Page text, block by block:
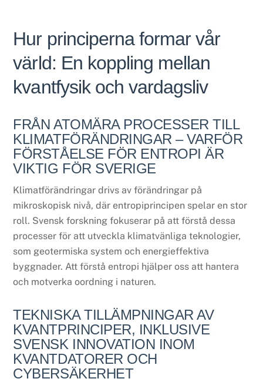
Hur principerna formar vår
värld: En koppling mellan
kvantfysik och vardagsliv
FRÅN ATOMÄRA PROCESSER TILL
KLIMATFÖRÄNDRINGAR – VARFÖR
FÖRSTÅELSE FÖR ENTROPI ÄR
VIKTIG FÖR SVERIGE
Klimatförändringar drivs av förändringar på
mikroskopisk nivå, där entropiprincipen spelar en stor
roll. Svensk forskning fokuserar på att förstå dessa
processer för att utveckla klimatvänliga teknologier,
som geotermiska system och energieffektiva
byggnader. Att förstå entropi hjälper oss att hantera
och motverka oordning i naturen.
TEKNISKA TILLÄMPNINGAR AV
KVANTPRINCIPER, INKLUSIVE
SVENSK INNOVATION INOM
KVANTDATORER OCH
CYBERSÄKERHET